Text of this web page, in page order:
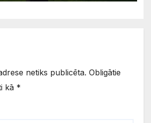
netiks publicēta. Obligātie
kā *